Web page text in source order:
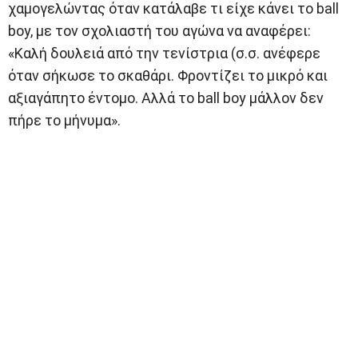
χαμογελώντας όταν κατάλαβε τι είχε κάνει το ball
boy, με τον σχολιαστή του αγώνα να αναφέρει:
«Καλή δουλειά από την τενίστρια (σ.σ. ανέφερε
όταν σήκωσε το σκαθάρι. Φροντίζει το μικρό και
αξιαγάπητο έντομο. Αλλά το ball boy μάλλον δεν
πήρε το μήνυμα».